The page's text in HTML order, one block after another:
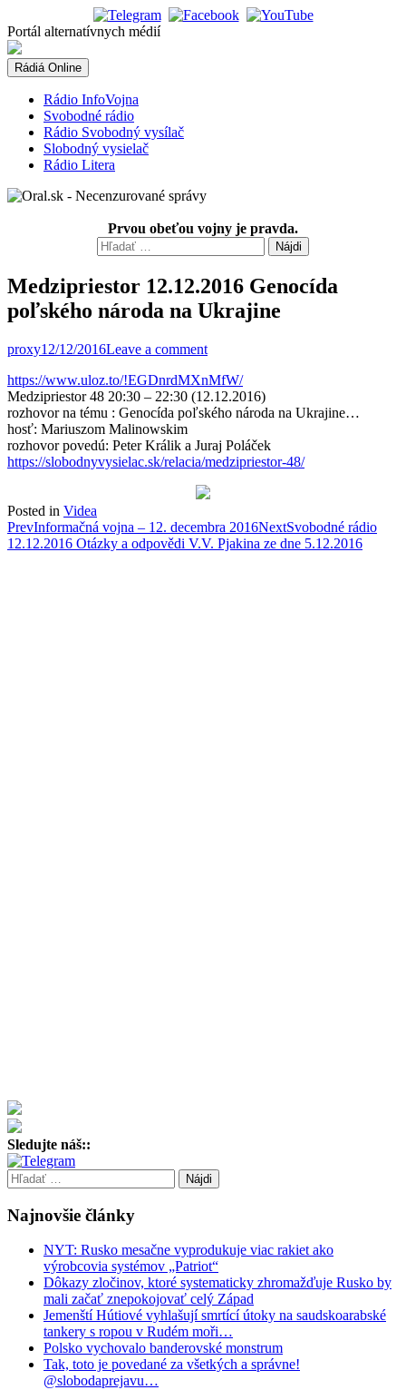
to
content
Portál alternatívnych médií
Rádiá Online
Rádio InfoVojna
Svobodné rádio
Rádio Svobodný vysílač
Slobodný vysielač
Rádio Litera
Prvou obeťou vojny je pravda.
Hľadať:
Medzipriestor 12.12.2016 Genocída
poľského národa na Ukrajine
proxy12/12/2016Leave a comment
https://www.uloz.to/!EGDnrdMXnMfW/
Medzipriestor 48 20:30 – 22:30 (12.12.2016)
rozhovor na tému : Genocída poľského národa na Ukrajine…
hosť: Mariuszom Malinowskim
rozhovor povedú: Peter Králik a Juraj Poláček
https://slobodnyvysielac.sk/relacia/medzipriestor-48/
Posted in Videa
Post
navigation
PrevInformačná vojna – 12. decembra 2016NextSvobodné rádio
12.12.2016 Otázky a odpovědi V.V. Pjakina ze dne 5.12.2016
Sledujte náš::
Hľadať:
Najnovšie články
NYT: Rusko mesačne vyprodukuje viac rakiet ako
výrobcovia systémov „Patriot“
Dôkazy zločinov, ktoré systematicky zhromažďuje Rusko by
mali začať znepokojovať celý Západ
Jemenští Hútiové vyhlašují smrtící útoky na saudskoarabské
tankery s ropou v Rudém moři…
Polsko vychovalo banderovské monstrum
Tak, toto je povedané za všetkých a správne!
@slobodaprejavu…